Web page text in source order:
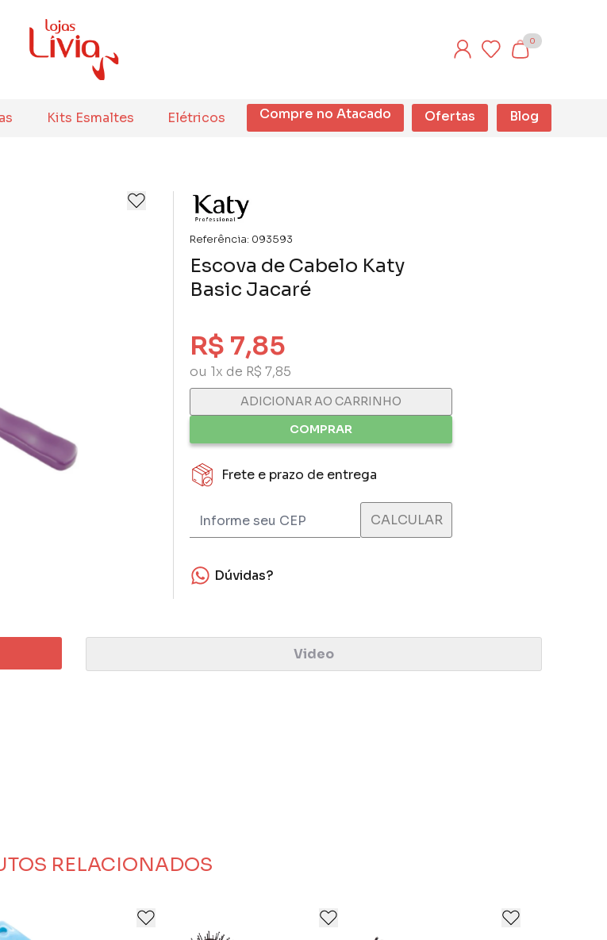
0
Kits Esmaltes Elétricos Compre no Atacado Ofertas Blog
Referência: 093593
Escova de Cabelo Katy
Basic Jacaré
R$ 7,85
ou 1x de R$ 7,85
ADICIONAR AO CARRINHO
COMPRAR
Frete e prazo de entrega
Dúvidas?
Video
RELACIONADOS